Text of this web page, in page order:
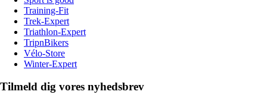
Training-Fit
Trek-Expert
Triathlon-Expert
TripnBikers
Vélo-Store
Winter-Expert
Tilmeld dig vores nyhedsbrev